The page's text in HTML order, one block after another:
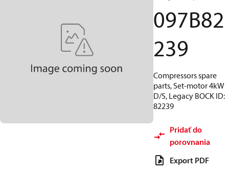
097B82
239
Compressors spare
parts, Set-motor 4kW
D/S, Legacy BOCK ID:
82239
Pridať do
porovnania
Export PDF